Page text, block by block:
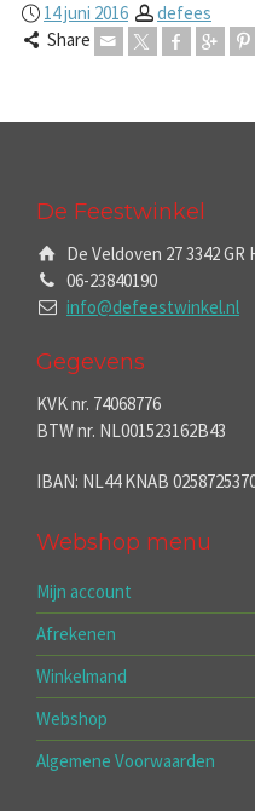
14 juni 2016
defees
Share
De Feestwinkel
De Veldoven 27 3342
06-23840190
info@defeestwinkel.nl
Gegevens
KVK nr. 74068776
BTW nr. NL001523162B43
IBAN: NL44 KNAB
Webshop menu
Mijn account
Afrekenen
Winkelmand
Webshop
Algemene Voorwaarden